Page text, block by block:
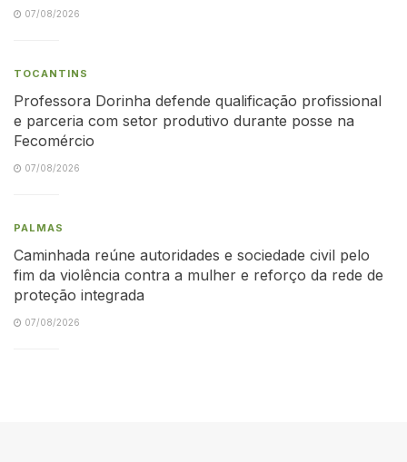
07/08/2026
TOCANTINS
Professora Dorinha defende qualificação profissional
e parceria com setor produtivo durante posse na
Fecomércio
07/08/2026
PALMAS
Caminhada reúne autoridades e sociedade civil pelo
fim da violência contra a mulher e reforço da rede de
proteção integrada
07/08/2026